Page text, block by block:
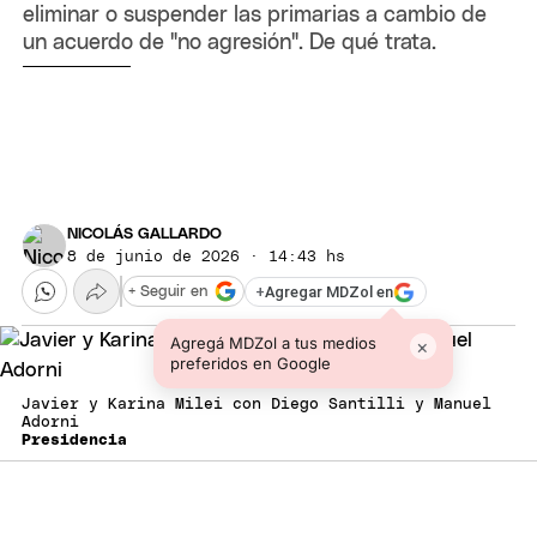
eliminar o suspender las primarias a cambio de
un acuerdo de "no agresión". De qué trata.
NICOLÁS GALLARDO
8 de junio de 2026 · 14:43 hs
+Agregar MDZol en
Agregá MDZol a tus medios
preferidos en Google
×
+ Seguir en
Javier y Karina Milei con Diego Santilli y Manuel
Adorni
Presidencia